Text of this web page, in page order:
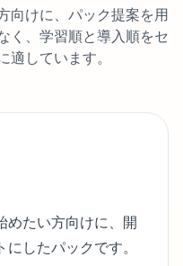
向けに、パック提案を用
く、学習順と導入順をセ
適しています。
めたい方向けに、開
したパックです。